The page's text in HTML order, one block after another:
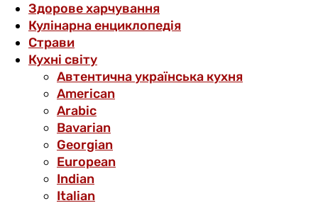
Здорове харчування
Кулінарна енциклопедія
Страви
Кухні світу
Автентична українська кухня
American
Arabic
Bavarian
Georgian
European
Indian
Italian